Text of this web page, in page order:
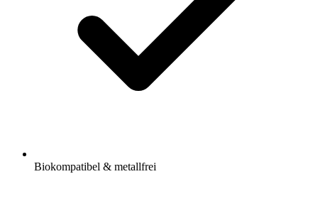
Biokompatibel & metallfrei